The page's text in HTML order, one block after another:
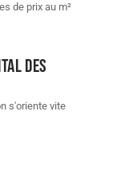
de prix au m²
des
s'oriente vite